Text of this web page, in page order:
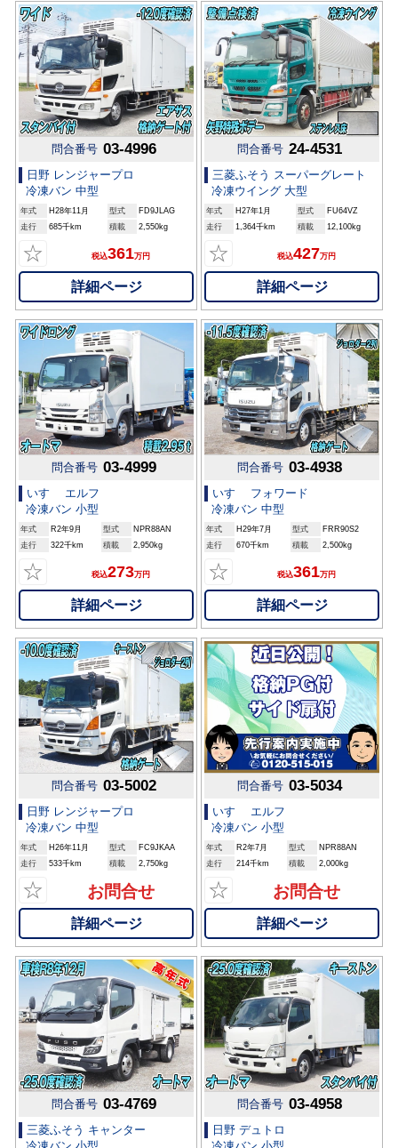
問合番号 03-4996
日野 レンジャープロ
冷凍バン 中型
年式 H28年11月 型式
FD9JLAG
走行
685千km 積載 2,550kg
☆ 税込361万円
詳細ページ
問合番号 24-4531
三菱ふそう スーパーグレート
冷凍ウイング 大型
年式 H27年1月 型式
FU64VZ
走行
1,364千km 積載 12,100kg
☆ 税込427万円
詳細ページ
問合番号 03-4999
いすゞ エルフ
冷凍バン 小型
年式 R2年9月 型式
NPR88AN
走行
322千km 積載 2,950kg
☆ 税込273万円
詳細ページ
問合番号 03-4938
いすゞ フォワード
冷凍バン 中型
年式 H29年7月 型式
FRR90S2
走行
670千km 積載 2,500kg
☆ 税込361万円
詳細ページ
問合番号 03-5002
日野 レンジャープロ
冷凍バン 中型
年式 H26年11月 型式
FC9JKAA
走行
533千km 積載 2,750kg
☆ お問合せ
詳細ページ
問合番号 03-5034
いすゞ エルフ
冷凍バン 小型
年式 R2年7月 型式
NPR88AN
走行
214千km 積載 2,000kg
☆ お問合せ
詳細ページ
問合番号 03-4769
三菱ふそう キャンター
問合番号 03-4958
日野 デュトロ